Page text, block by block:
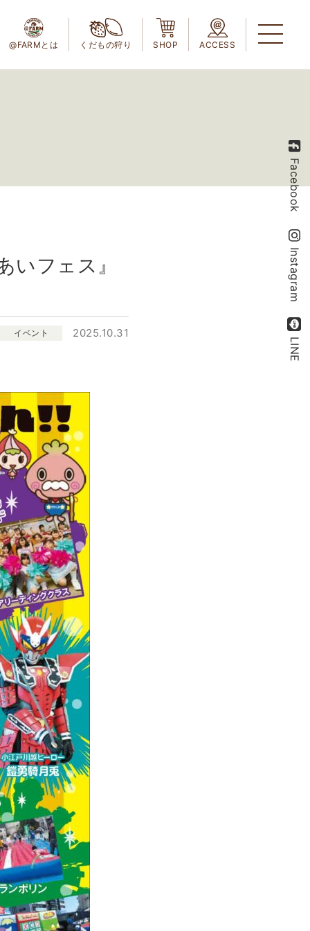
@FARMとは くだもの狩り SHOP ACCESS
いフェス』
イベント 2025.10.31
Facebook
Instagram
LINE